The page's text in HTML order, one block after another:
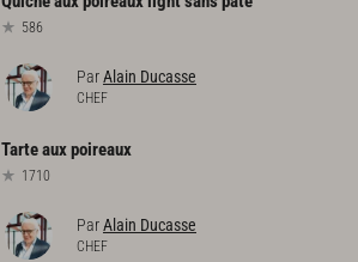
586
ParAlain Ducasse
CHEF
Tarteauxpoireaux
1710
ParAlain Ducasse
CHEF